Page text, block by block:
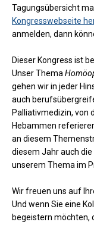
Tagungsübersicht
Kongresswebseite
anmelden, dann
Dieser Kongress ist
Unser Thema
gehen wir in jeder
auch
Palliativmedizin, von
Hebammen
an diesem
diesem Jahr auch
unserem Thema im
Wir freuen uns auf
Und wenn Sie eine
begeistern möchten,